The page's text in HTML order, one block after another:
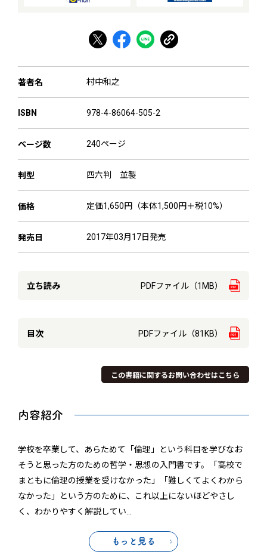
著者名 村中和之
ISBN 978-4-86064-505-2
ページ数 240ページ
判型 四六判 並製
価格 定価1,650円（本体1,500円＋税10%）
発売日 2017年03月17日発売
立ち読み PDFファイル（1MB）
目次 PDFファイル（81KB）
この書籍に関するお問い合わせはこちら
内容紹介
学校を卒業して、あらためて「倫理」という科目を学びなお
そうと思った方のための哲学・思想の入門書です。「高校で
まともに倫理の授業を受けなかった」「難しくてよくわから
なかった」という方のために、これ以上にないほどやさし
く、わかりやすく解説してい
もっと見る